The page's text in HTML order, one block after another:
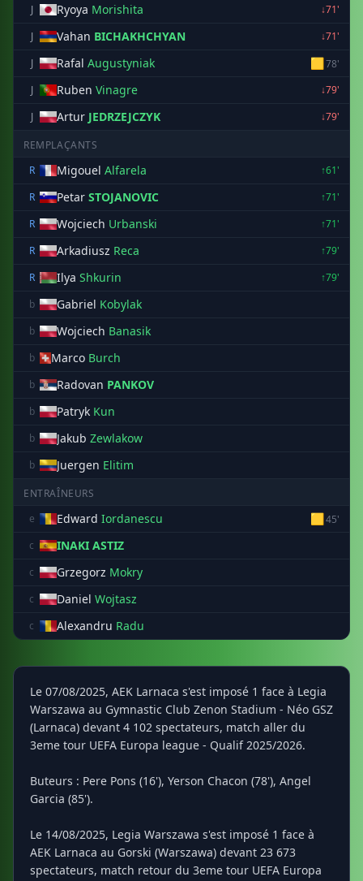
J
Ryoya Morishita
↓71'
J
Vahan BICHAKHCHYAN
↓71'
J
Rafal Augustyniak 🟨78'
J
Ruben Vinagre
↓79'
J
Artur JEDRZEJCZYK ↓79'
REMPLAÇANTS
R
Migouel Alfarela
↑61'
R
Petar STOJANOVIC
↑71'
R
Wojciech Urbanski
↑71'
R
Arkadiusz Reca
↑79'
R
Ilya Shkurin
↑79'
b
Gabriel Kobylak
b Wojciech Banasik
b Marco Burch
b Radovan PANKOV
b Patryk Kun
b Jakub Zewlakow
b Juergen Elitim
ENTRAÎNEURS
e
Edward Iordanescu 🟨45'
c
INAKI ASTIZ
c Grzegorz Mokry
c Daniel Wojtasz
c Alexandru Radu
Le 07/08/2025, AEK Larnaca s'est imposé 1 face à Legia
Warszawa au Gymnastic Club Zenon Stadium - Néo GSZ
(Larnaca) devant 4 102 spectateurs, match aller du
3eme tour UEFA Europa league - Qualif 2025/2026.
Buteurs : Pere Pons (16'), Yerson Chacon (78'), Angel
Garcia (85').
Le 14/08/2025, Legia Warszawa s'est imposé 1 face à
AEK Larnaca au Gorski (Warszawa) devant 23 673
spectateurs, match retour du 3eme tour UEFA Europa